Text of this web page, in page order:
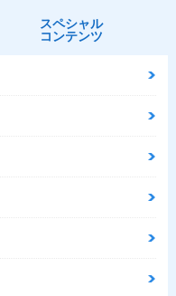
スペシャル
コンテンツ